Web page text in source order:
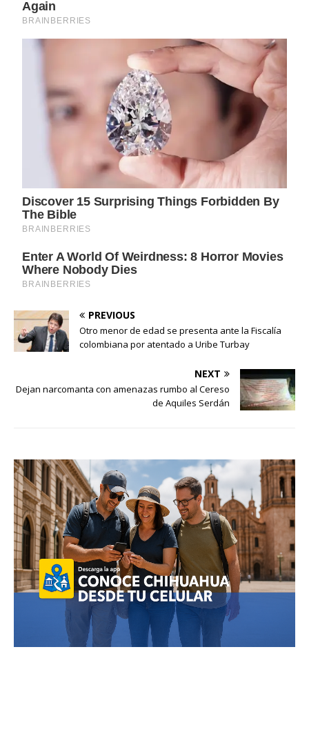
PREVIOUS
Otro menor de edad se presenta ante la Fiscalía
colombiana por atentado a Uribe Turbay
NEXT
Dejan narcomanta con amenazas rumbo al Cereso
de Aquiles Serdán